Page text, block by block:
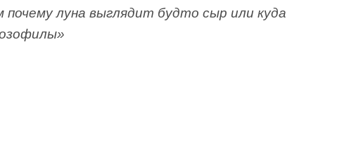
почему луна выглядит будто сыр или куда